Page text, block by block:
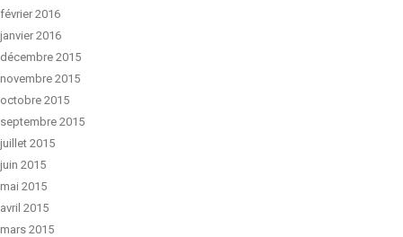
février 2016
janvier 2016
décembre 2015
novembre 2015
octobre 2015
septembre 2015
juillet 2015
juin 2015
mai 2015
avril 2015
mars 2015